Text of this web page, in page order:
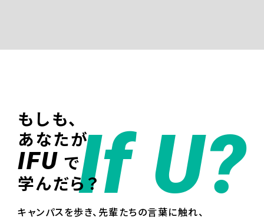
もしも、
あなたが
IFU で
学んだら？If U?
キャンパスを歩き、先輩たちの言葉に触れ、